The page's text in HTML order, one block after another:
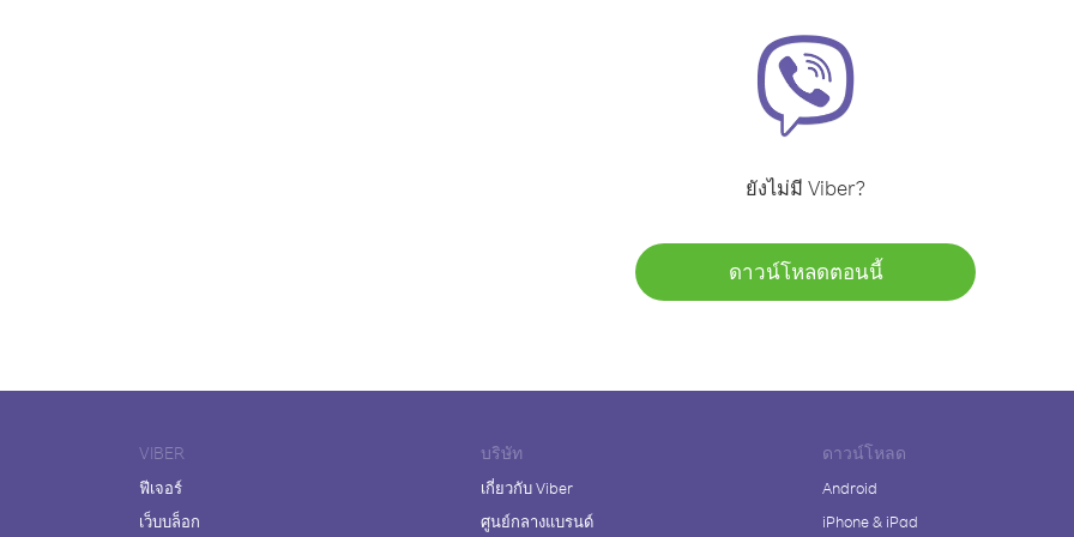
ยังไม่มี Viber?
ดาวน์โหลดตอนนี้
VIBER
ฟีเจอร์
เว็บบล็อก
บริษัท
เกี่ยวกับ Viber
ศูนย์กลางแบรนด์
ดาวน์โหลด
Android
iPhone & iPad